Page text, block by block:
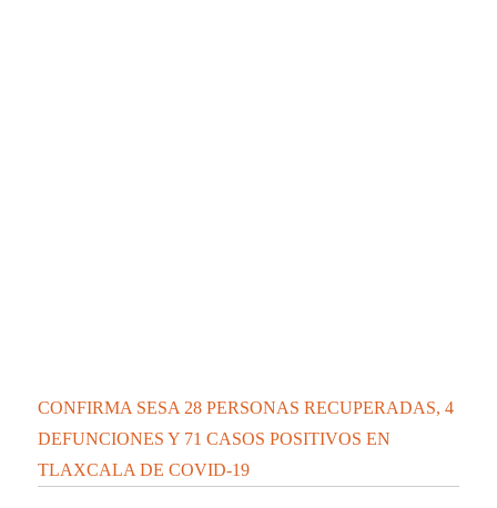
CONFIRMA SESA 28 PERSONAS RECUPERADAS, 4
DEFUNCIONES Y 71 CASOS POSITIVOS EN
TLAXCALA DE COVID-19